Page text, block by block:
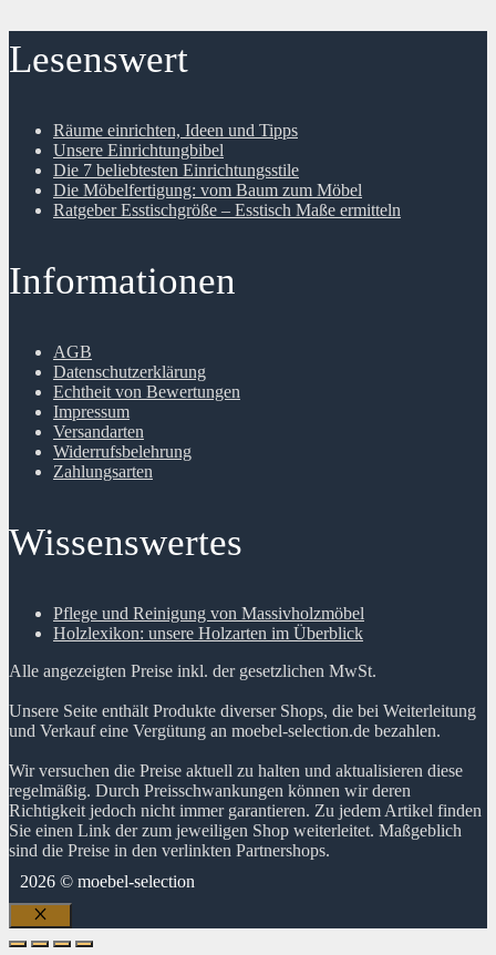
Lesenswert
Räume einrichten, Ideen und Tipps
Unsere Einrichtungbibel
Die 7 beliebtesten Einrichtungsstile
Die Möbelfertigung: vom Baum zum Möbel
Ratgeber Esstischgröße – Esstisch Maße ermitteln
Informationen
AGB
Datenschutzerklärung
Echtheit von Bewertungen
Impressum
Versandarten
Widerrufsbelehrung
Zahlungsarten
Wissenswertes
Pflege und Reinigung von Massivholzmöbel
Holzlexikon: unsere Holzarten im Überblick
Alle angezeigten Preise inkl. der gesetzlichen MwSt.
Unsere Seite enthält Produkte diverser Shops, die bei Weiterleitung
und Verkauf eine Vergütung an moebel-selection.de bezahlen.
Wir versuchen die Preise aktuell zu halten und aktualisieren diese
regelmäßig. Durch Preisschwankungen können wir deren
Richtigkeit jedoch nicht immer garantieren. Zu jedem Artikel finden
Sie einen Link der zum jeweiligen Shop weiterleitet. Maßgeblich
sind die Preise in den verlinkten Partnershops.
2026 © moebel-selection
Schließen